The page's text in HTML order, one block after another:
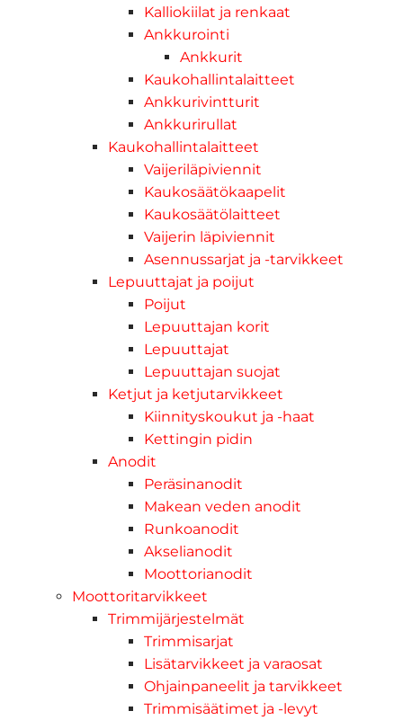
Kalliokiilat ja renkaat
Ankkurointi
Ankkurit
Kaukohallintalaitteet
Ankkurivintturit
Ankkurirullat
Kaukohallintalaitteet
Vaijeriläpiviennit
Kaukosäätökaapelit
Kaukosäätölaitteet
Vaijerin läpiviennit
Asennussarjat ja -tarvikkeet
Lepuuttajat ja poijut
Poijut
Lepuuttajan korit
Lepuuttajat
Lepuuttajan suojat
Ketjut ja ketjutarvikkeet
Kiinnityskoukut ja -haat
Kettingin pidin
Anodit
Peräsinanodit
Makean veden anodit
Runkoanodit
Akselianodit
Moottorianodit
Moottoritarvikkeet
Trimmijärjestelmät
Trimmisarjat
Lisätarvikkeet ja varaosat
Ohjainpaneelit ja tarvikkeet
Trimmisäätimet ja -levyt